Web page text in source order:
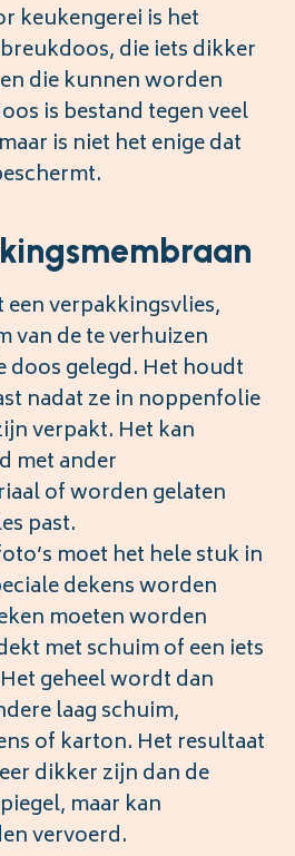
keukengerei is het
die iets dikker
die kunnen worden
is bestand tegen veel
is niet het enige dat
verpakkingsvlies,
van de te verhuizen
doos gelegd. Het houdt
nadat ze in noppenfolie
verpakt. Het kan
met ander
of worden gelaten
past.
moet het hele stuk in
dekens worden
moeten worden
met schuim of een iets
geheel wordt dan
laag schuim,
of karton. Het resultaat
dikker zijn dan de
maar kan
vervoerd.